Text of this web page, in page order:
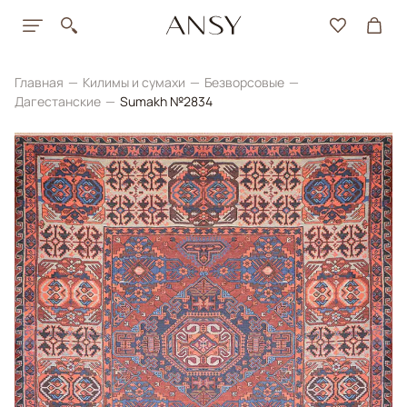
Главная Килимы и сумахи
Безворсовые
Дагестанские
Sumakh №2834